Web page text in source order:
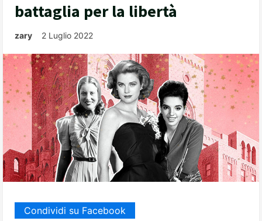
battaglia per la libertà
zary 2 Luglio 2022
Condividi su Facebook